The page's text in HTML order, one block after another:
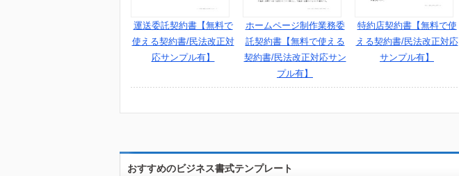
運送委託契約書【無料で
使える契約書/民法改正対
応サンプル有】
ホームページ制作業務委
託契約書【無料で使える
契約書/民法改正対応サン
プル有】
特約店契約書【無料で使
える契約書/民法改正対応
サンプル有】
おすすめのビジネス書式テンプレート